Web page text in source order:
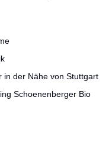
in der Nähe von Stuttgart
Schoenenberger Bio